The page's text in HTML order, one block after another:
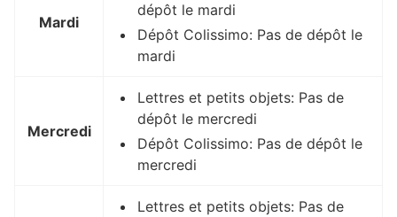
Mardi
dépôt le mardi
Dépôt Colissimo: Pas de dépôt le
mardi
Mercredi
Lettres et petits objets: Pas de
dépôt le mercredi
Dépôt Colissimo: Pas de dépôt le
mercredi
Lettres et petits objets: Pas de